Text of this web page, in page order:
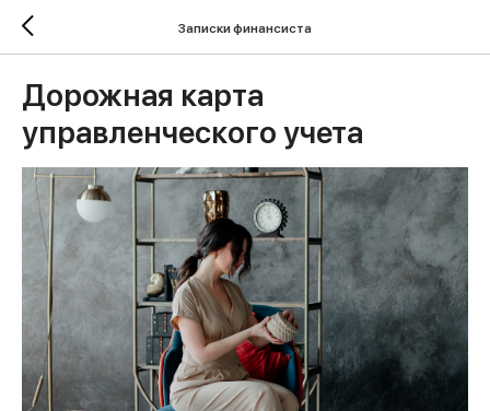
Записки финансиста
Дорожная карта
управленческого учета